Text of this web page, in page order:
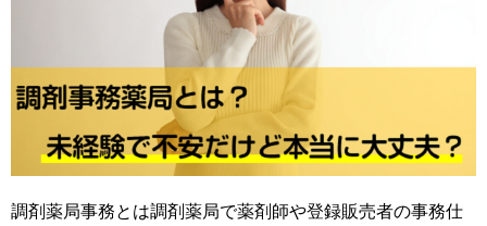
調剤薬局事務とは調剤薬局で薬剤師や登録販売者の事務仕